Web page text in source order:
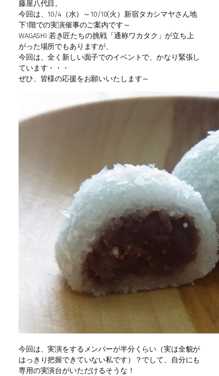
藤屋八代目。
今回は、10/4（水）～10/10(火）新宿タカシマヤさん地
下1階での実演催事のご案内です～
WAGASHI 若き匠たちの挑戦「通称ワカタク」が立ち上
がった場所でもありますが、
今回は、全く新しい面子でのイベントで、かなり緊張し
ています・・・
ぜひ、皆様の応援をお願いいたします～
今回は、実演をするメンバーが半分くらい（実は全貌が
はっきり把握できていない私です）？でして、自分にも
専用の実演台がいただけるそうな！